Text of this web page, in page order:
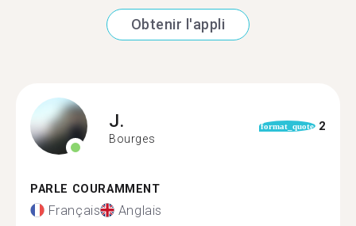
Obtenir l'appli
J.
Bourges
format_quote 2
PARLE COURAMMENT
Français Anglais